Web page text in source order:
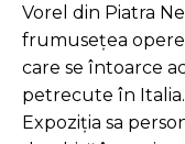
Vorel din Piatra
frumusețea
care se întoarce
petrecute în Italia.
Expoziția sa